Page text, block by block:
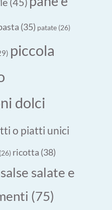
(35) patate (26)
piccola
dolci
o piatti unici
(26) ricotta (38)
salse salate e
(75)